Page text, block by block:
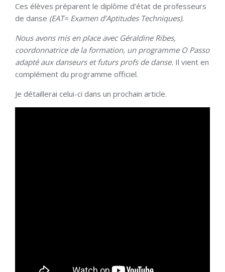
Ces élèves préparent le diplôme d’état de professeurs
de danse (EAT= Examen d’Aptitudes Techniques).
Nous avons mis en place avec Géraldine Ribes,
coordonnatrice de la formation, un programme O Passo
adapté aux danseurs et futurs profs de danse. Il vient en
complément du programme officiel.
Je détaillerai celui-ci dans un prochain article.